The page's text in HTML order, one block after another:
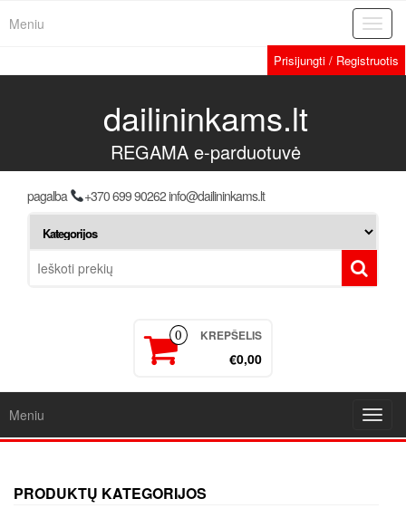
Meniu
Prisijungti / Registruotis
dailininkams.lt
REGAMA e-parduotuvė
pagalba +370 699 90262 info@dailininkams.lt
0 KREPŠELIS
€0,00
Meniu
PRODUKTŲ KATEGORIJOS